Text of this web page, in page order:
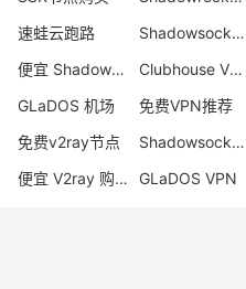
速蛙云跑路
Shadowsocks 付费节点
便宜 Shadowsocks 购买
Clubhouse VPN
GLaDOS 机场
免费VPN推荐
免费v2ray节点
Shadowsocks 服务器
便宜 V2ray 购买
GLaDOS VPN